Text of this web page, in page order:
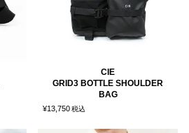
CIE
GRID3 BOTTLE SHOULDER
BAG
¥13,750税込